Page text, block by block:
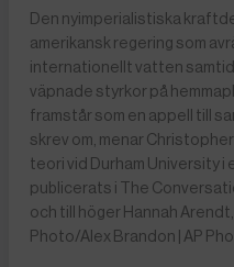
Den nyimperialistiska
amerikansk regering som
internationellt vatten
väpnade styrkor på
framstår som en appell till
skrev om, menar
teori vid Durham University i
publicerats i The
och till höger Hannah
Photo/Alex Brandon | AP